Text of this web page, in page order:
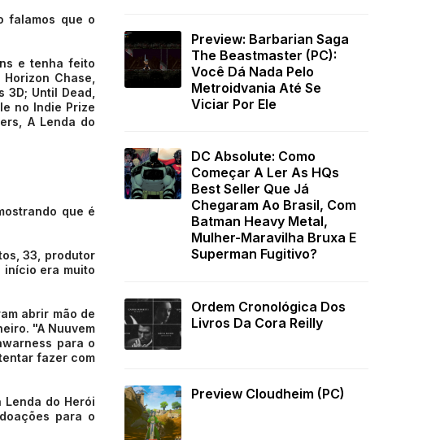
falamos que o
e tenha feito
Chase,
Until Dead,
no Indie Prize
A Lenda do
que é
33, produtor
início era muito
abrir mão de
"A Nuuvem
para o
fazer com
do Herói
para o
Preview: Barbarian Saga
The Beastmaster (PC):
Você Dá Nada Pelo
Metroidvania Até Se
Viciar Por Ele
DC Absolute: Como
Começar A Ler As HQs
Best Seller Que Já
Chegaram Ao Brasil, Com
Batman Heavy Metal,
Mulher-Maravilha Bruxa E
Superman Fugitivo?
Ordem Cronológica Dos
Livros Da Cora Reilly
Preview Cloudheim (PC)